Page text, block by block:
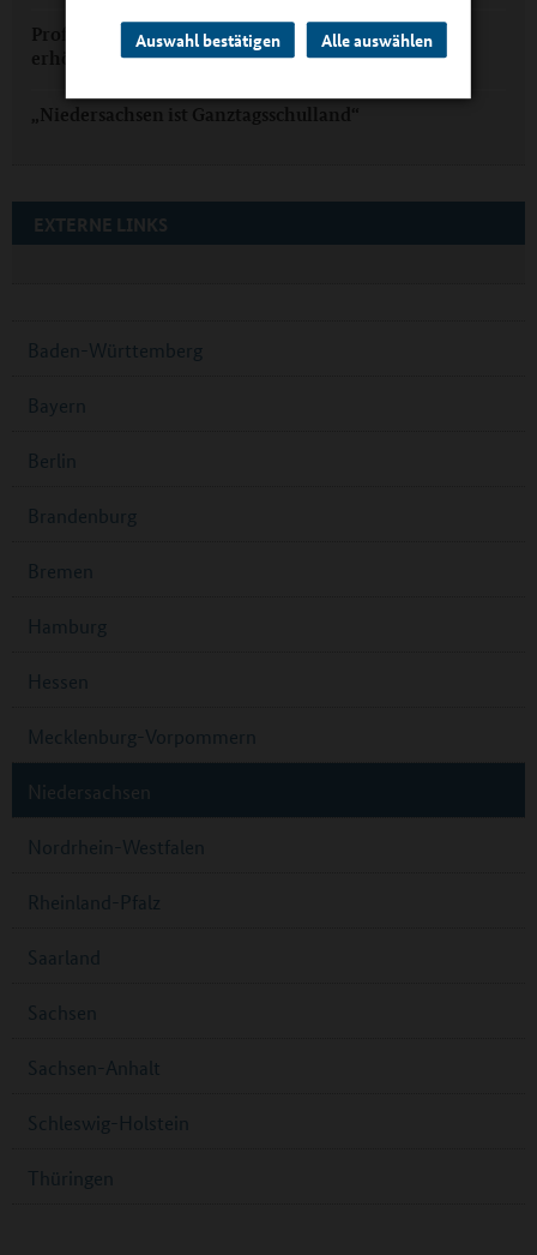
Auswahl bestätigen Alle auswählen
Prof. Werner Sacher: Kooperation mit den Eltern
erhöht die Bildungschancen
„Niedersachsen ist Ganztagsschulland“
EXTERNE LINKS
Baden-Württemberg
Bayern
Berlin
Brandenburg
Bremen
Hamburg
Hessen
Mecklenburg-Vorpommern
Niedersachsen
Nordrhein-Westfalen
Rheinland-Pfalz
Saarland
Sachsen
Sachsen-Anhalt
Schleswig-Holstein
Thüringen